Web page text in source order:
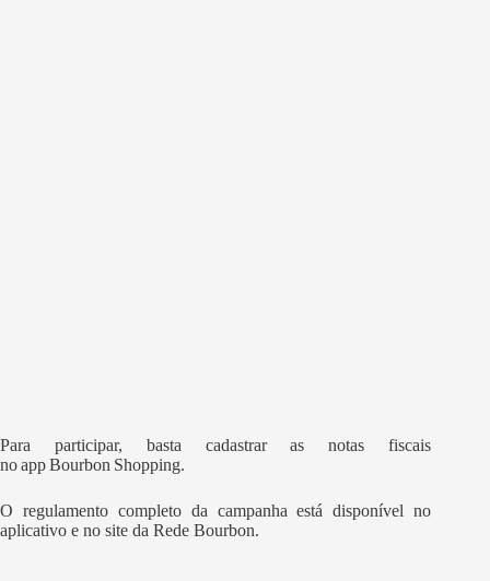
Para participar, basta cadastrar as notas fiscais
no app Bourbon Shopping.
O regulamento completo da campanha está disponível no
aplicativo e no site da Rede Bourbon.